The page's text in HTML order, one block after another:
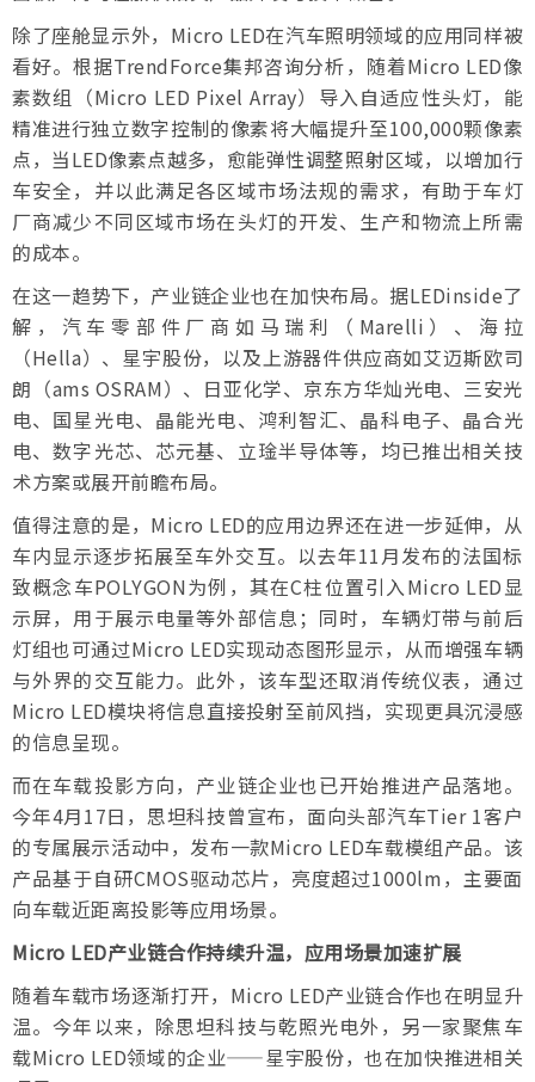
除了座舱显示外，Micro LED在汽车照明领域的应用同样被
看好。根据TrendForce集邦咨询分析，随着Micro LED像
素数组（Micro LED Pixel Array）导入自适应性头灯，能
精准进行独立数字控制的像素将大幅提升至100,000颗像素
点，当LED像素点越多，愈能弹性调整照射区域，以增加行
车安全，并以此满足各区域市场法规的需求，有助于车灯
厂商减少不同区域市场在头灯的开发、生产和物流上所需
的成本。
在这一趋势下，产业链企业也在加快布局。据LEDinside了
解，汽车零部件厂商如马瑞利（Marelli）、海拉
（Hella）、星宇股份，以及上游器件供应商如艾迈斯欧司
朗（ams OSRAM）、日亚化学、京东方华灿光电、三安光
电、国星光电、晶能光电、鸿利智汇、晶科电子、晶合光
电、数字光芯、芯元基、立琻半导体等，均已推出相关技
术方案或展开前瞻布局。
值得注意的是，Micro LED的应用边界还在进一步延伸，从
车内显示逐步拓展至车外交互。以去年11月发布的法国标
致概念车POLYGON为例，其在C柱位置引入Micro LED显
示屏，用于展示电量等外部信息；同时，车辆灯带与前后
灯组也可通过Micro LED实现动态图形显示，从而增强车辆
与外界的交互能力。此外，该车型还取消传统仪表，通过
Micro LED模块将信息直接投射至前风挡，实现更具沉浸感
的信息呈现。
而在车载投影方向，产业链企业也已开始推进产品落地。
今年4月17日，思坦科技曾宣布，面向头部汽车Tier 1客户
的专属展示活动中，发布一款Micro LED车载模组产品。该
产品基于自研CMOS驱动芯片，亮度超过1000lm，主要面
向车载近距离投影等应用场景。
Micro LED产业链合作持续升温，应用场景加速扩展
随着车载市场逐渐打开，Micro LED产业链合作也在明显升
温。今年以来，除思坦科技与乾照光电外，另一家聚焦车
载Micro LED领域的企业——星宇股份，也在加快推进相关